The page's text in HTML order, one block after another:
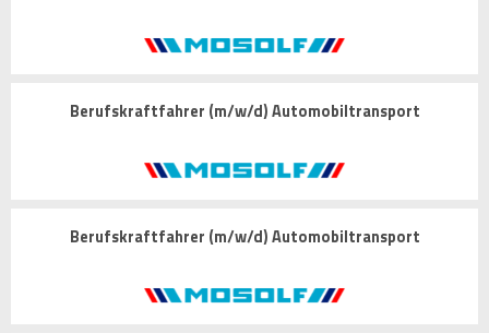
Berufskraftfahrer (m/w/d) Automobiltransport
Berufskraftfahrer (m/w/d) Automobiltransport